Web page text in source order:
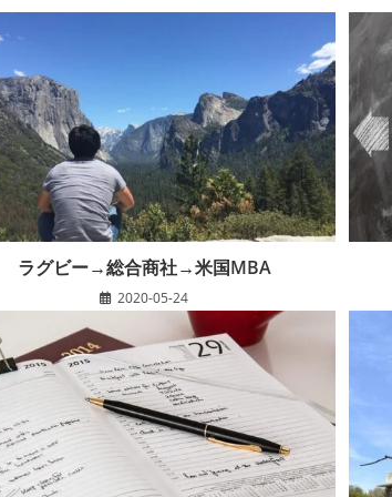
ラグビー→総合商社→米国MBA
2020-05-24